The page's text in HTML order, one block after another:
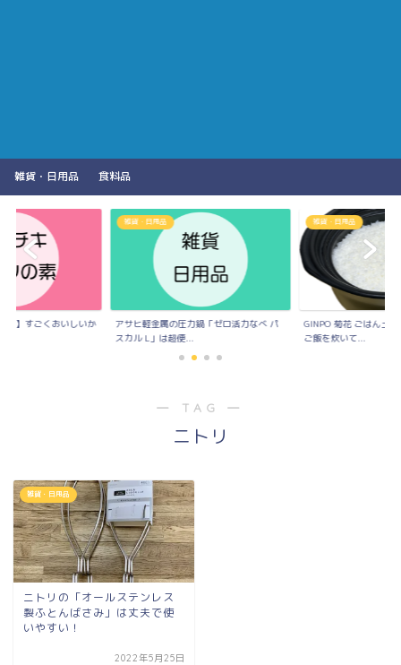
雑貨・日用品 食料品
素】すごくおいしいか
雑貨・日用品
アサヒ軽金属の圧力鍋「ゼロ活力なべ パ
スカル L」は超便...
雑貨・日用品
GINPO 菊花 ごはん土
ご飯を炊いて...
― TAG ―
ニトリ
雑貨・日用品
ニトリの「オールステンレス
製ふとんばさみ」は丈夫で使
いやすい！
2022年5月25日